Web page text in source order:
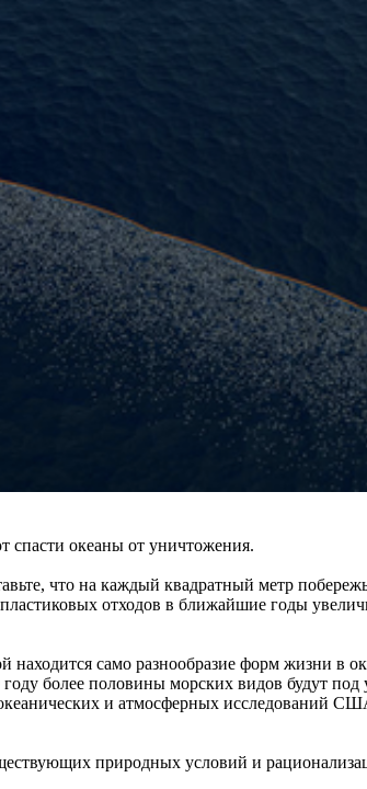
спасти океаны от уничтожения.
что на каждый квадратный метр
отходов в ближайшие годы
находится само разнообразие форм жизни в
году более половины морских видов будут
и атмосферных исследований
природных условий и